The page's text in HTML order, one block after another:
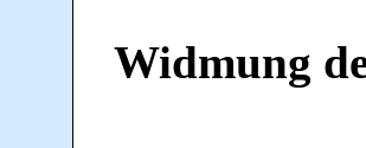
Widmung